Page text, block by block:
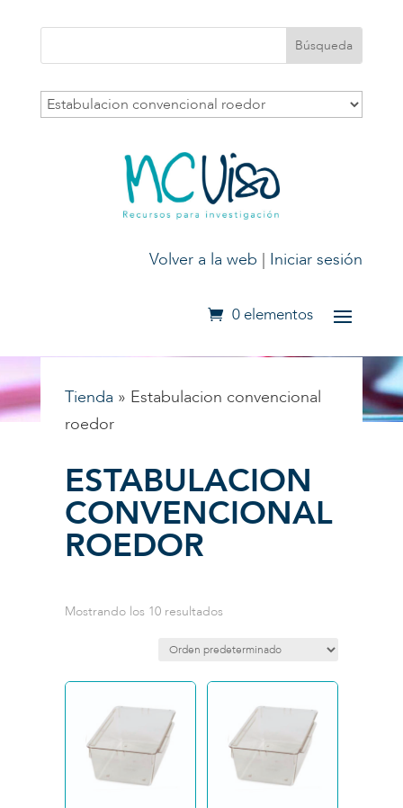
Volver a la web | Iniciar sesión
0 elementos
Tienda » Estabulacion convencional
roedor
ESTABULACION
CONVENCIONAL
ROEDOR
Mostrando los 10 resultados